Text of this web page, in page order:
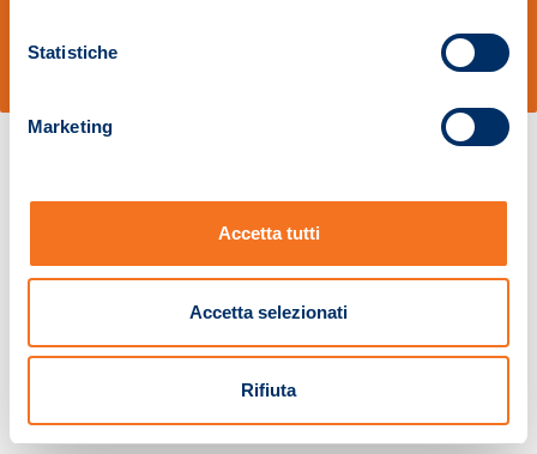
Statistiche
Marketing
Accetta tutti
Accetta selezionati
Rifiuta
Pistoia 01680210505 – R.E.A. n.155974 - Cap.Soc. € 2.000.000,00 i.v. La
Società adotta il Codice Etico D.lgs. 231/01